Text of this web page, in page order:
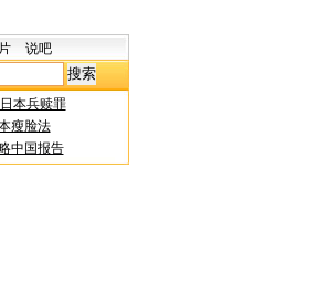
说吧
日本兵赎罪
瘦脸法
中国报告